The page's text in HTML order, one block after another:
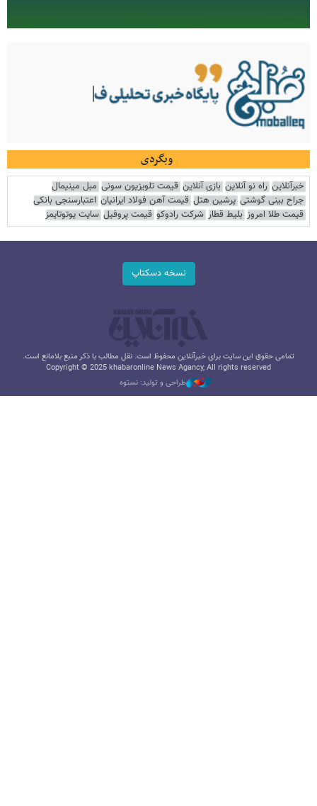
وبگردی
خبرآنلاین راه نو آنلاین بازی آنلاین قیمت تلویزیون سونی مبل مینیمال
جراح بینی گوشتی پرشین هتل قیمت آهن فولاد ایرانیان اعتبارسنجی بانکی
قیمت طلا امروز بلیط قطار شرکت رادوکو قیمت پروفیل سایت یوتوتایمز
نسخه دسکتاپ
تمامی حقوق این سایت برای خبرآنلاین محفوظ است. نقل مطالب با ذکر منبع بلامانع است.
Copyright © 2025 khabaronline News Agancy, All rights reserved
طراحی و تولید: نستوه